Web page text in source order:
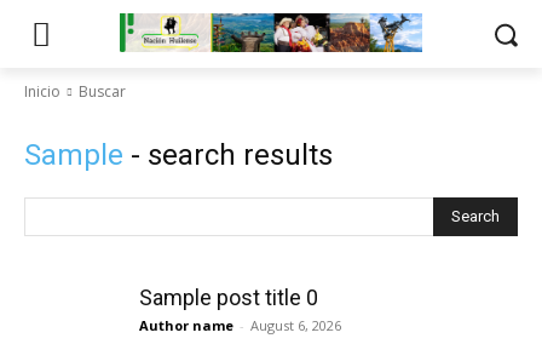
Inicio Buscar
Sample - search results
Search
Sample post title 0
Author name - August 6, 2026